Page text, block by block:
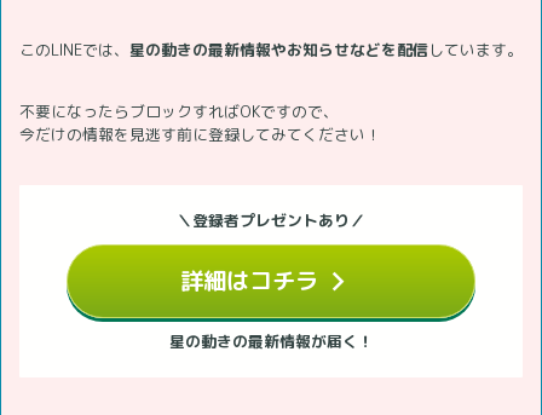
このLINEでは、 星の動きの最新情報やお知らせなどを配信しています。
不要になったらブロックすればOKですので、
今だけの情報を見逃す前に登録してみてください！
＼登録者プレゼントあり／
詳細はコチラ
星の動きの最新情報が届く！